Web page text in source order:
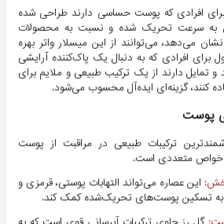
افرادی که پوست حساسی دارندطراحی شده
به سرعت تحریک شده و نسبت به محصولات
می‌دهد، می‌توانند از این میسلار واتر بهره
برای افرادی که به دنبال یک پاک‌کننده آرایشی
و تمایل دارند از یک ترکیب طبیعی و ملایم برای
کنند، گزینه‌ای ایده‌آل محسوب می‌شود.
پوست
ترکیبات طبیعی در مراقبت از پوست
متعددی است.
: این عصاره می‌تواند التهابات پوستی، قرمزی و
تسکین پوست‌های تحریک‌شده کمک کند.